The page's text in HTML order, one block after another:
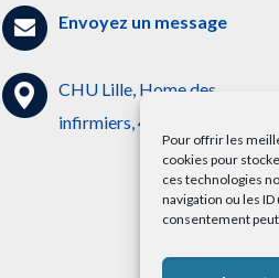
Pour offrir les
cookies pour
ces technologies
navigation ou les
consentement
Envoyez un message
CHU Lille, Home des
infirmiers, 4ème étage